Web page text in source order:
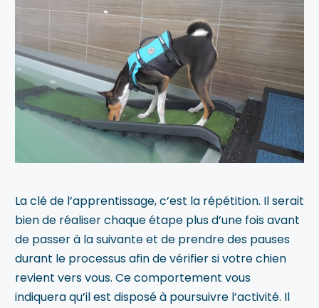
La clé de l’apprentissage, c’est la répétition. Il serait
bien de réaliser chaque étape plus d’une fois avant
de passer à la suivante et de prendre des pauses
durant le processus afin de vérifier si votre chien
revient vers vous. Ce comportement vous
indiquera qu’il est disposé à poursuivre l’activité. Il